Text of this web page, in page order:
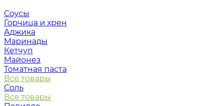
Соусы
Горчица и хрен
Аджика
Маринады
Кетчуп
Майонез
Томатная паста
Все товары
Соль
Все товары